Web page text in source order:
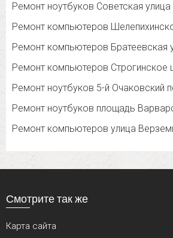
Ремонт ноутбуков Советская улица
Ремонт компьютеров
Ремонт компьютеров Братеевская
Ремонт компьютеров Строгинское
Ремонт ноутбуков 5-й Очаковский
Ремонт ноутбуков площадь
Ремонт компьютеров улица
Смотрите так же
Карта сайта